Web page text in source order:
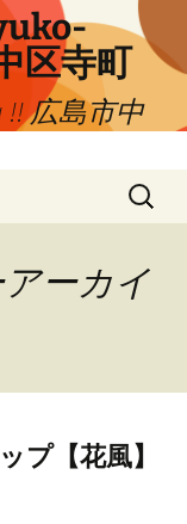
区寺町
!! 広島市中
検
索:
アーカイ
プ【花風】